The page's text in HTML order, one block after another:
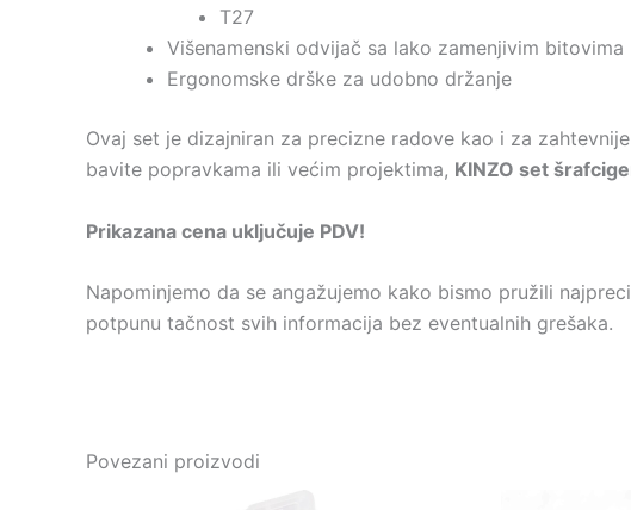
T27
Višenamenski odvijač sa lako zamenjivim bitovima
Ergonomske drške za udobno držanje
Ovaj set je dizajniran za precizne radove kao i za
bavite popravkama ili većim projektima, KINZO set
Prikazana cena uključuje PDV!
Napominjemo da se angažujemo kako bismo pružili
potpunu tačnost svih informacija bez eventualnih grešaka.
Povezani proizvodi